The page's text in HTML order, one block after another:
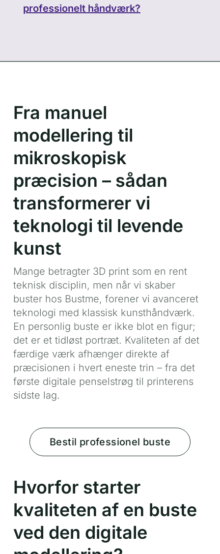
professionelt håndværk?
Fra manuel
modellering til
mikroskopisk
præcision – sådan
transformerer vi
teknologi til levende
kunst
Mange betragter 3D print som en rent
teknisk disciplin, men når vi skaber
buster hos Bustme, forener vi avanceret
teknologi med klassisk kunsthåndværk.
En personlig buste er ikke blot en figur;
det er et tidløst portræt. Kvaliteten af det
færdige værk afhænger direkte af
præcisionen i hvert eneste trin – fra det
første digitale penselstrøg til printerens
sidste lag.
Bestil professionel buste
Hvorfor starter
kvaliteten af en buste
ved den digitale